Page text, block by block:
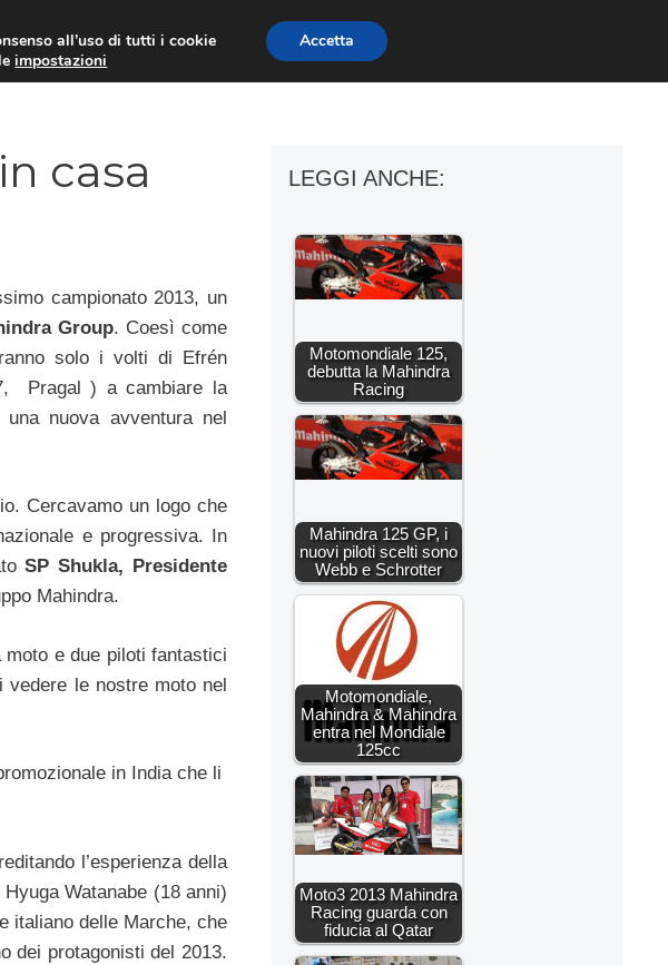
NEWS ACCESSORI MOTO MOTO GP
casa
campionato 2013, un
Group. Coesì come
solo i volti di Efrén
Pragal ) a cambiare la
nuova avventura nel
Cercavamo un logo che
e progressiva. In
SP Shukla, Presidente
Mahindra.
moto e due piloti fantastici
vedere le nostre moto nel
in India che li
l’esperienza della
Watanabe (18 anni)
italiano delle Marche, che
dei protagonisti del 2013.
LEGGI ANCHE:
Motomondiale 125,
debutta la Mahindra
Racing
Mahindra 125 GP, i
nuovi piloti scelti sono
Webb e Schrotter
Motomondiale,
Mahindra & Mahindra
entra nel Mondiale
125cc
Moto3 2013 Mahindra
Racing guarda con
fiducia al Qatar
all’uso di tutti i cookie
impostazioni
Accetta